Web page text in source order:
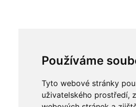
Používáme
Tyto webové stránky
uživatelského prostředí,